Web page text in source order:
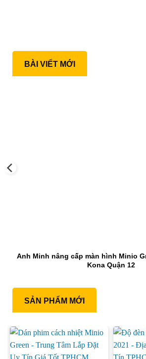
BÀI VIẾT MỚI
Anh Minh nâng cấp màn hình Minio
Kona Quận 12
SẢN PHẨM MỚI